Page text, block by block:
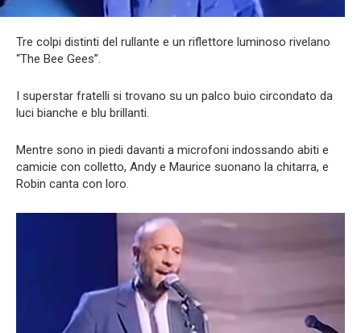
Tre colpi distinti del rullante e un riflettore luminoso rivelano
“The Bee Gees”.
I superstar fratelli si trovano su un palco buio circondato da
luci bianche e blu brillanti.
Mentre sono in piedi davanti a microfoni indossando abiti e
camicie con colletto, Andy e Maurice suonano la chitarra, e
Robin canta con loro.